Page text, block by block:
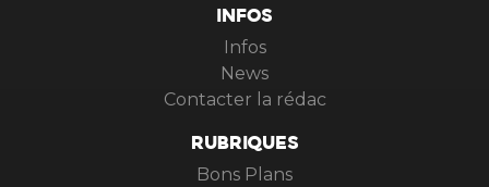
INFOS
Infos
News
Contacter la rédac
RUBRIQUES
Bons Plans